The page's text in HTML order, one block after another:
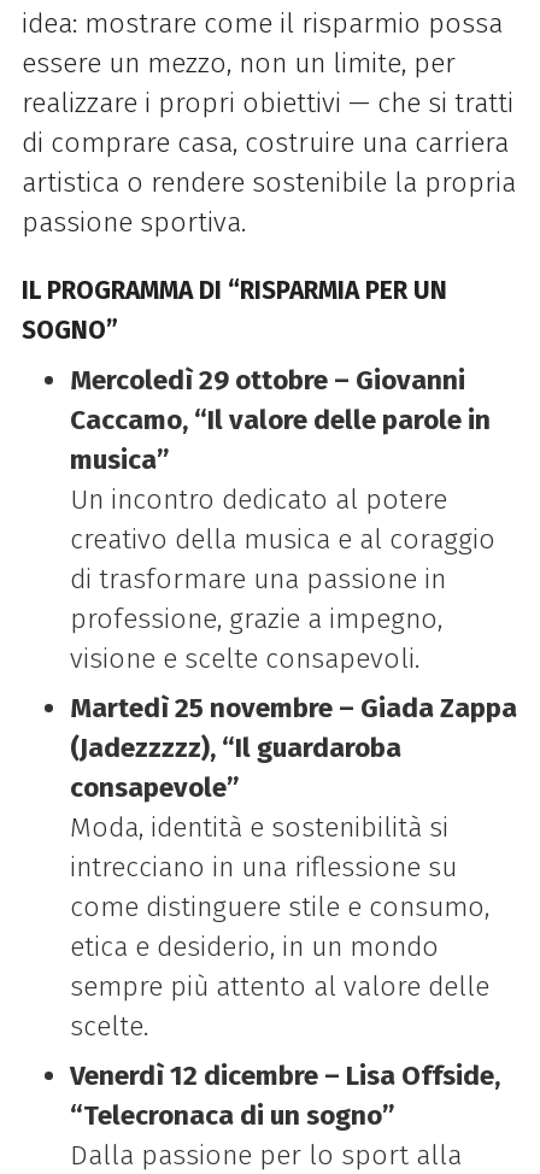
idea: mostrare come il risparmio possa
essere un mezzo, non un limite, per
realizzare i propri obiettivi — che si tratti
di comprare casa, costruire una carriera
artistica o rendere sostenibile la propria
passione sportiva.
IL PROGRAMMA DI “RISPARMIA PER UN
SOGNO”
Mercoledì 29 ottobre – Giovanni
Caccamo, “Il valore delle parole in
musica”
Un incontro dedicato al potere
creativo della musica e al coraggio
di trasformare una passione in
professione, grazie a impegno,
visione e scelte consapevoli.
Martedì 25 novembre – Giada Zappa
(Jadezzzzz), “Il guardaroba
consapevole”
Moda, identità e sostenibilità si
intrecciano in una riflessione su
come distinguere stile e consumo,
etica e desiderio, in un mondo
sempre più attento al valore delle
scelte.
Venerdì 12 dicembre – Lisa Offside,
“Telecronaca di un sogno”
Dalla passione per lo sport alla